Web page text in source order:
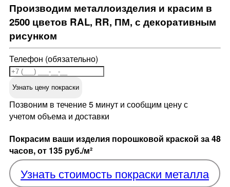
Производим металлоизделия и красим в
2500 цветов RAL, RR, ПМ, с декоративным
рисунком
Телефон (обязательно)
Узнать цену покраски
Позвоним в течение 5 минут и сообщим цену с
учетом объема и доставки
Покрасим ваши изделия порошковой краской за 48
часов, от 135 руб./м²
Узнать стоимость покраски металла